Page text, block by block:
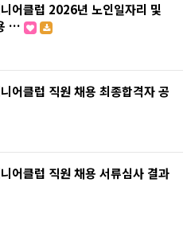
어클럽 2026년 노인일자리 및
…
어클럽 직원 채용 최종합격자 공
어클럽 직원 채용 서류심사 결과